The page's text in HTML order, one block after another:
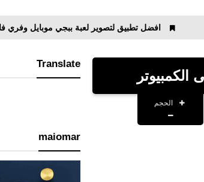
افضل تطبيق لتصوير لعبة ببجي موبايل وفري فاير للأندرويد PUBGMOBILE - Free Fire
الحجم
Translate
maiomar